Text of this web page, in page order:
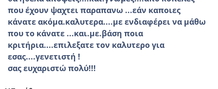
που έχουν ψαχτει παραπανω ...εάν καποιες
κάνατε ακόμα.καλυτερα....με ενδιαφέρει να μάθω
που το κάνατε ...και.με.βάση ποια
κριτήρια....επιλεξατε τον καλυτερο για
εσας....γενετιστή !
σας ευχαριστώ πολύ!!!